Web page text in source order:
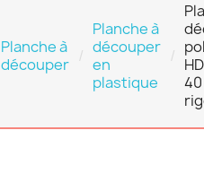
Planche à
découper
Planche à
découper
en
plastique